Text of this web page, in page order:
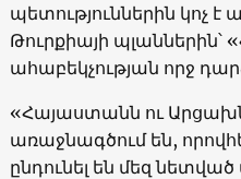
պետություններին կոչ է
Թուրքիայի
ահաբեկչության որջ
«Հայաստանն ու
առաջնագծում են,
ընդունել են մեզ